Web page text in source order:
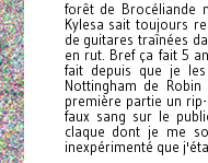
forêt de Brocéliande
Kylesa sait toujours
de guitares traînées
en rut. Bref ça fait 5
fait depuis que je
Nottingham de
première partie un
faux sang sur le
claque dont je me
inexpérimenté que